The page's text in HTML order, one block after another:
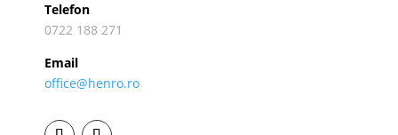
Telefon
0722 188 271
Email
office@henro.ro